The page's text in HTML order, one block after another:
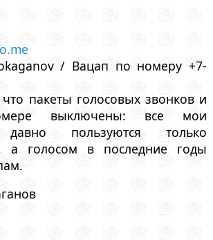
/ Вацап по номеру +7-
пакеты голосовых звонков и
выключены: все мои
давно пользуются только
а голосом в последние годы